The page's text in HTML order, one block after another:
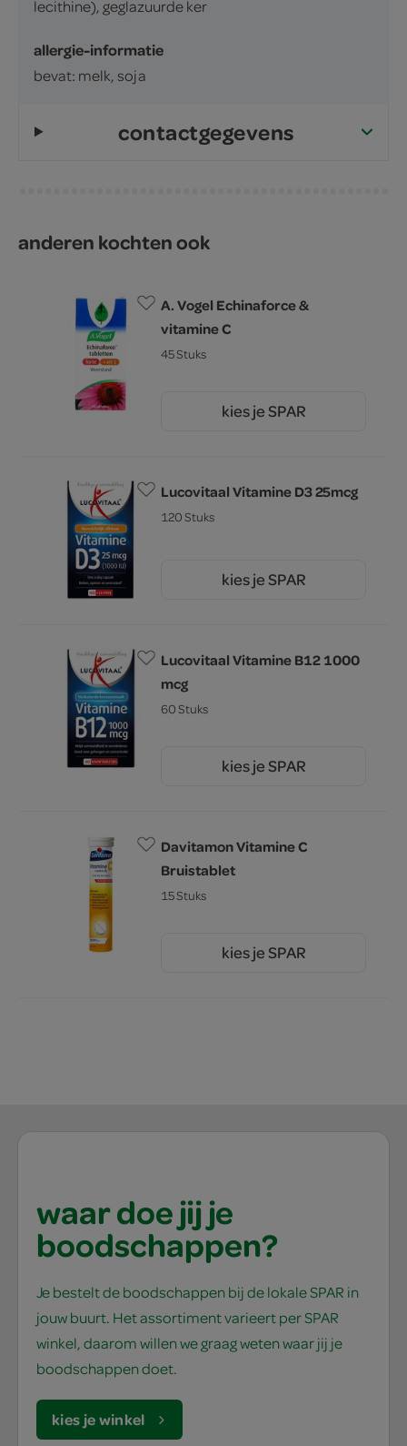
lecithine), geglazuurde ker
allergie-informatie
bevat: melk, soja
contactgegevens
anderen kochten ook
A. Vogel Echinaforce &
vitamine C
45 Stuks
kies je SPAR
Lucovitaal Vitamine D3 25mcg
120 Stuks
kies je SPAR
Lucovitaal Vitamine B12 1000
mcg
60 Stuks
kies je SPAR
Davitamon Vitamine C
Bruistablet
15 Stuks
kies je SPAR
waar doe jij je
boodschappen?
Je bestelt de boodschappen bij de lokale SPAR in
jouw buurt. Het assortiment varieert per SPAR
winkel, daarom willen we graag weten waar jij je
boodschappen doet.
kies je winkel